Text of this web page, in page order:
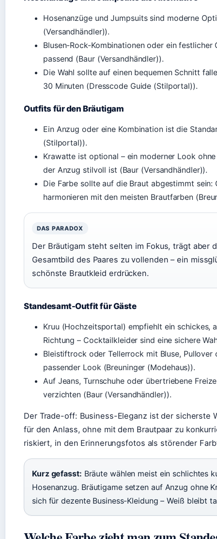
Hosenanzüge und Jumpsuits sind moderne
(Versandhändler)).
Blusen-Rock-Kombinationen oder ein festlicher
passend (Baur (Versandhändler)).
Die Wahl sollte auf einen bequemen Schnitt
30 Minuten (Dresscode Guide (Stilportal)).
Outfits für den Bräutigam
Ein Anzug oder eine Kombination ist die
(Stilportal)).
Krawatte ist optional – ein moderner Look
der Anzug stilvoll ist (Baur (Versandhändler)).
Die Farbe sollte auf die Braut abgestimmt sein:
harmonieren mit den meisten Brautfarben
DAS PARADOX
Der Bräutigam steht selten im Fokus, trägt aber
Gesamtbild des Paares zu vollenden – ein
schönste Brautkleid erdrücken.
Standesamt-Outfit für Gäste
Kruu (Hochzeitsportal) empfiehlt ein schickes,
Richtung – Cocktailkleider sind eine sichere
Bleistiftrock oder Tellerrock mit Bluse,
passender Look (Breuninger (Modehaus)).
Auf Jeans, Turnschuhe oder übertriebene
verzichten (Baur (Versandhändler)).
Der Trade-off: Business-Eleganz ist der sicherste
für den Anlass, ohne mit dem Brautpaar zu
riskiert, in den Erinnerungsfotos als störender
Kurz gefasst: Bräute wählen meist ein schlichtes
Hosenanzug. Bräutigame setzen auf Anzug ohne
sich für dezente Business-Kleidung – Weiß bleibt